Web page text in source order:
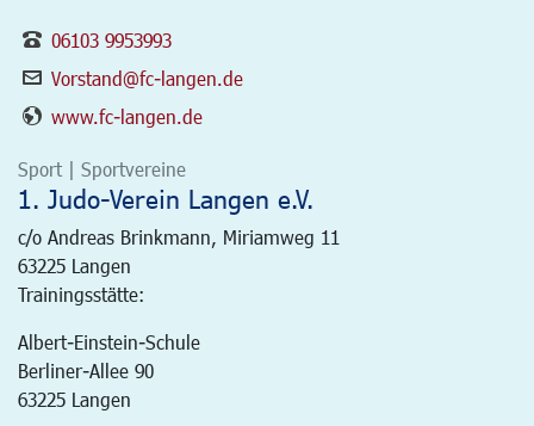
06103 9953993
Vorstand@fc-langen.de
www.fc-langen.de
Sport | Sportvereine
1. Judo-Verein Langen e.V.
c/o Andreas Brinkmann, Miriamweg 11
63225 Langen
Trainingsstätte:
Albert-Einstein-Schule
Berliner-Allee 90
63225 Langen